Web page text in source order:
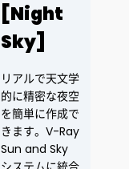
[Night
Sky]
リアルで天文学
的に精密な夜空
を簡単に作成で
きます。V-Ray
Sun and Sky